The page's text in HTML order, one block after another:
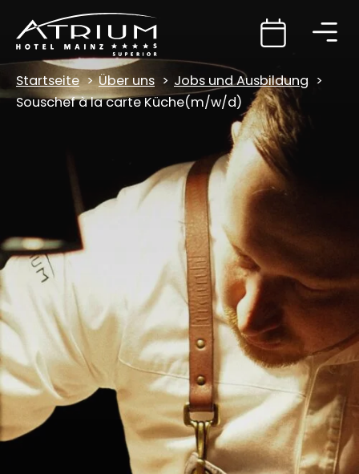
Startseite Über uns
Jobs und Ausbildung
Souschef à la carte Küche(m/w/d)